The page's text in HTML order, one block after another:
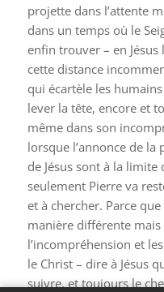
projette dans l’attente
dans un temps où le
enfin trouver – en
cette distance
qui écartèle les
lever la tête, encore et
même dans son
lorsque l’annonce de
de Jésus sont à la
seulement Pierre va
et à chercher. Parce
manière différente
l’incompréhension et
le Christ – dire à Jésus
suivre, et toujours le